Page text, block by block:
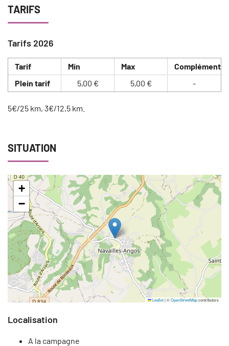
TARIFS
Tarifs 2026
Tarif Min Max
Complément
Plein tarif
5,00 € 5,00 € -
5€/25 km, 3€/12,5 km.
SITUATION
+
−
Leaflet|©OpenStreetMapcontributors
Localisation
A la campagne